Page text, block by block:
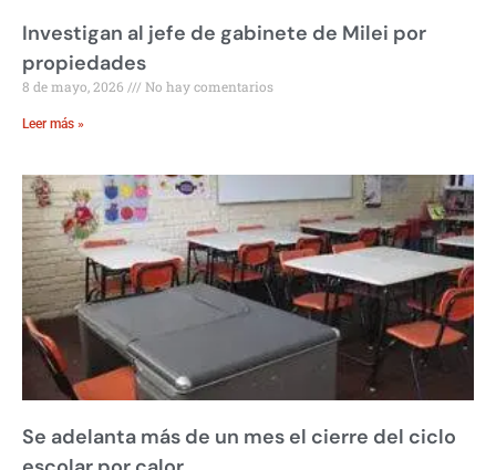
Investigan al jefe de gabinete de Milei por
propiedades
8 de mayo, 2026 No hay comentarios
Leer más »
Se adelanta más de un mes el cierre del ciclo